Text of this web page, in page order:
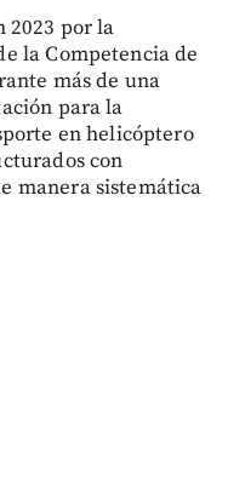
2023 por la
la Competencia de
más de una
para la
en helicóptero
con
manera sistemática